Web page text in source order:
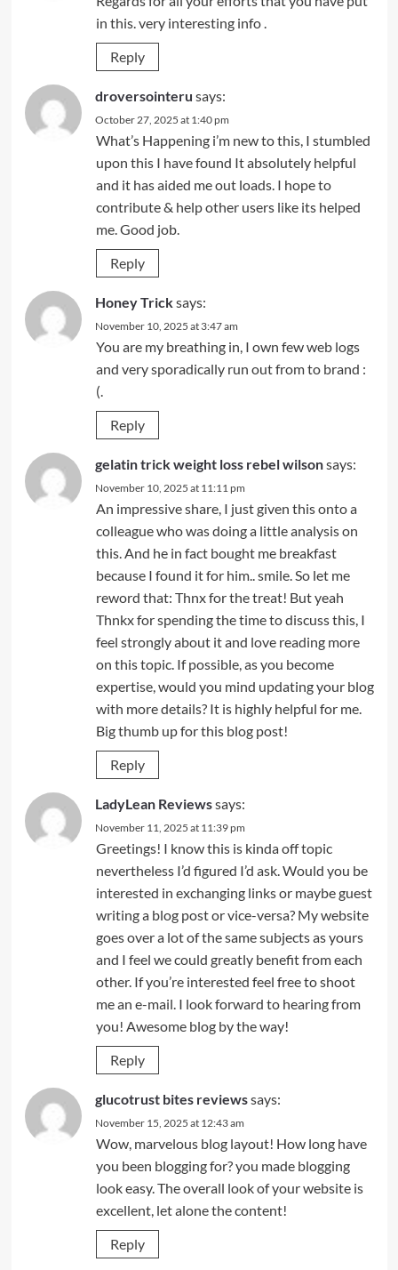
in this. very interesting info .
Reply
droversointeru says:
October 27, 2025 at 1:40 pm
What’s Happening i’m new to this, I stumbled
upon this I have found It absolutely helpful
and it has aided me out loads. I hope to
contribute & help other users like its helped
me. Good job.
Reply
Honey Tricksays:
November 10, 2025 at 3:47 am
You are my breathing in, I own few web logs
and very sporadically run out from to brand :
(.
Reply
gelatin trick weight loss rebel wilsonsays:
November 10, 2025 at 11:11 pm
An impressive share, I just given this onto a
colleague who was doing a little analysis on
this. And he in fact bought me breakfast
because I found it for him.. smile. So let me
reword that: Thnx for the treat! But yeah
Thnkx for spending the time to discuss this, I
feel strongly about it and love reading more
on this topic. If possible, as you become
expertise, would you mind updating your blog
with more details? It is highly helpful for me.
Big thumb up for this blog post!
Reply
LadyLean Reviewssays:
November 11, 2025 at 11:39 pm
Greetings! I know this is kinda off topic
nevertheless I’d figured I’d ask. Would you be
interested in exchanging links or maybe guest
writing a blog post or vice-versa? My website
goes over a lot of the same subjects as yours
and I feel we could greatly benefit from each
other. If you’re interested feel free to shoot
me an e-mail. I look forward to hearing from
you! Awesome blog by the way!
Reply
glucotrust bites reviewssays:
November 15, 2025 at 12:43 am
Wow, marvelous blog layout! How long have
you been blogging for? you made blogging
look easy. The overall look of your website is
excellent, let alone the content!
Reply